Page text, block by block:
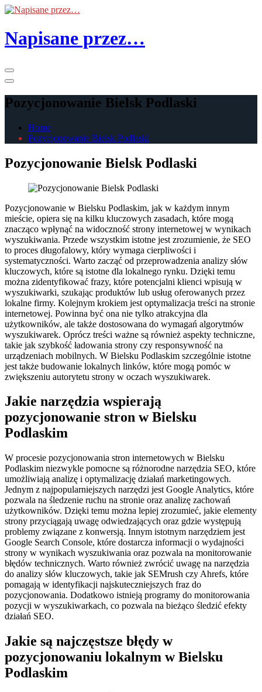
Skip
the
content
Napisane przez…
Pozycjonowanie Bielsk Podlaski
Home
Pozycjonowanie Bielsk Podlaski
Pozycjonowanie Bielsk Podlaski
Pozycjonowanie w Bielsku Podlaskim, jak w każdym innym
mieście, opiera się na kilku kluczowych zasadach, które mogą
znacząco wpłynąć na widoczność strony internetowej w wynikach
wyszukiwania. Przede wszystkim istotne jest zrozumienie, że SEO
to proces długofalowy, który wymaga cierpliwości i
systematyczności. Warto zacząć od przeprowadzenia analizy słów
kluczowych, które są istotne dla lokalnego rynku. Dzięki temu
można zidentyfikować frazy, które potencjalni klienci wpisują w
wyszukiwarki, szukając produktów lub usług oferowanych przez
lokalne firmy. Kolejnym krokiem jest optymalizacja treści na stronie
internetowej. Powinna być ona nie tylko atrakcyjna dla
użytkowników, ale także dostosowana do wymagań algorytmów
wyszukiwarek. Oprócz treści ważne są również aspekty techniczne,
takie jak szybkość ładowania strony czy responsywność na
urządzeniach mobilnych. W Bielsku Podlaskim szczególnie istotne
jest także budowanie lokalnych linków, które mogą pomóc w
zwiększeniu autorytetu strony w oczach wyszukiwarek.
Jakie narzędzia wspierają
pozycjonowanie stron w Bielsku
Podlaskim
W procesie pozycjonowania stron internetowych w Bielsku
Podlaskim niezwykle pomocne są różnorodne narzędzia SEO, które
umożliwiają analizę i optymalizację działań marketingowych.
Jednym z najpopularniejszych narzędzi jest Google Analytics, które
pozwala na śledzenie ruchu na stronie oraz analizę zachowań
użytkowników. Dzięki temu można lepiej zrozumieć, jakie elementy
strony przyciągają uwagę odwiedzających oraz gdzie występują
problemy związane z konwersją. Innym istotnym narzędziem jest
Google Search Console, które dostarcza informacji o wydajności
strony w wynikach wyszukiwania oraz pozwala na monitorowanie
błędów technicznych. Warto również zwrócić uwagę na narzędzia
do analizy słów kluczowych, takie jak SEMrush czy Ahrefs, które
pomagają w identyfikacji najskuteczniejszych fraz do
pozycjonowania. Dodatkowo istnieją programy do monitorowania
pozycji w wyszukiwarkach, co pozwala na bieżąco śledzić efekty
działań SEO.
Jakie są najczęstsze błędy w
pozycjonowaniu lokalnym w Bielsku
Podlaskim